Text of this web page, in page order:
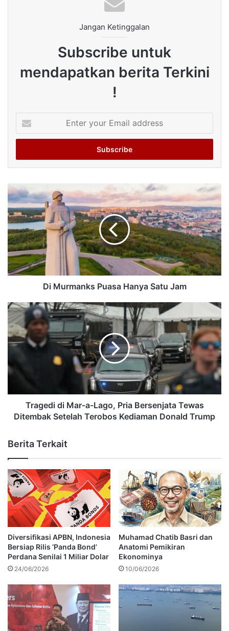
Jangan Ketinggalan
Subscribe untuk
mendapatkan berita Terkini
!
your
Email
Di Murmanks Puasa Hanya Satu Jam
Tragedi di Mar-a-Lago, Pria Bersenjata Tewas
Ditembak Setelah Terobos Kediaman Donald Trump
Berita Terkait
Diversifikasi APBN, Indonesia
Bersiap Rilis ‘Panda Bond’
Perdana Senilai 1 Miliar Dolar
24/06/2026
Muhamad Chatib Basri dan
Anatomi Pemikiran
Ekonominya
10/06/2026